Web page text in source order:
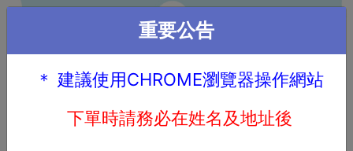
重要公告
＊ 建議使用CHROME瀏覽器操作網站
下單時請務必在姓名及地址後